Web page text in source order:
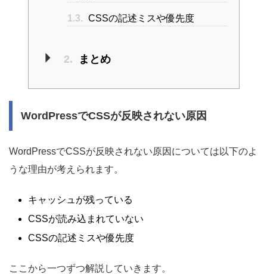
1.3. CSSの記述ミスや優先度
2. まとめ
WordPressでCSSが反映されない原因
WordPressでCSSが反映されない原因については以下のよ
うな理由が考えられます。
キャッシュが残っている
CSSが読み込まれていない
CSSの記述ミスや優先度
ここから一つずつ解説していきます。